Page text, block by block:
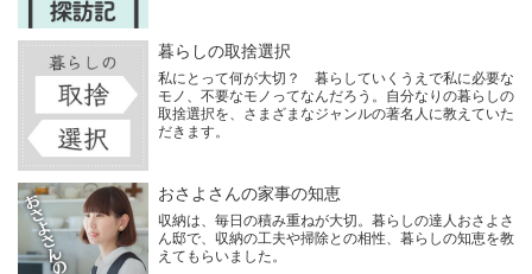
暮らしの取捨選択
私にとって何が大切？ 暮らしていくうえで私に必要な
モノ、不要なモノってなんだろう。自分なりの暮らしの
取捨選択を、さまざまなジャンルの著名人に教えていた
だきます。
おさよさんの家事の知恵
収納は、毎日の積み重ねが大切。暮らしの達人おさよさ
ん邸で、収納の工夫や掃除との相性、暮らしの知恵を教
えてもらいました。